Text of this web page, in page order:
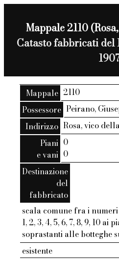
Mappale 2110
Catasto fabbricati del
Mappale 2110
Possessore Peirano,
Indirizzo Rosa, vico
Piani
e vani
0
0
Destinazione
del
fabbricato
scala comune fra i numeri
1, 2, 3, 4, 5, 6, 7, 8, 9, 10 ai
soprastanti alle botteghe
esistente